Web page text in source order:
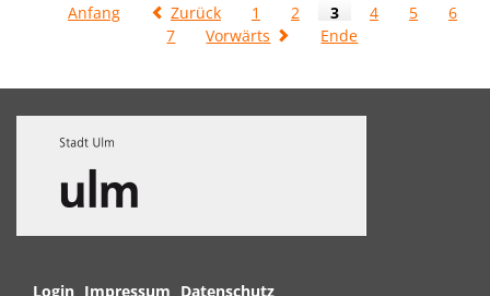
Anfang Zurück 1 2 3 4 5
6
7
Vorwärts Ende
Navigation
Login Impressum Datenschutz